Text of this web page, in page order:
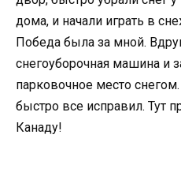
дома, и начали играть в
Победа была за мной.
снегоуборочная машина и
парковочное место
быстро все исправил. Тут
Канаду!